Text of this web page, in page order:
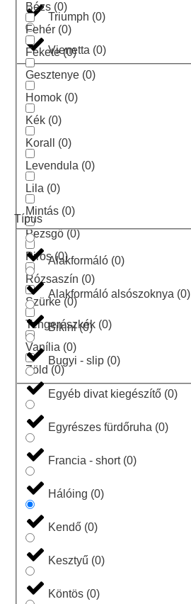
Triumph (0)
Vienetta (0)
Bézs (0)
Fehér (0)
Fekete(0)
Gesztenye (0)
Homok (0)
Kék (0)
Korall (0)
Levendula (0)
Lila (0)
Mintás (0)
Pezsgő(0)
Piros(0)
Rózsaszín (0)
Szürke(0)
Tengerészkék (0)
Vanília (0)
Zöld (0)
Típus
Alakformáló (0)
Alakformáló alsószoknya (0)
Bikini (0)
Bugyi - slip (0)
Egyéb divat kiegészítő (0)
Egyrészes fürdőruha (0)
Francia - short (0)
Hálóing (0)
Kendő (0)
Kesztyű (0)
Köntös (0)